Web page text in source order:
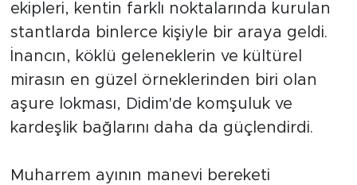
ekipleri, kentin farklı noktalarında kurulan
stantlarda binlerce kişiyle bir araya geldi.
İnancın, köklü geleneklerin ve kültürel
mirasın en güzel örneklerinden biri olan
aşure lokması, Didim'de komşuluk ve
kardeşlik bağlarını daha da güçlendirdi.
Muharrem ayının manevi bereketi